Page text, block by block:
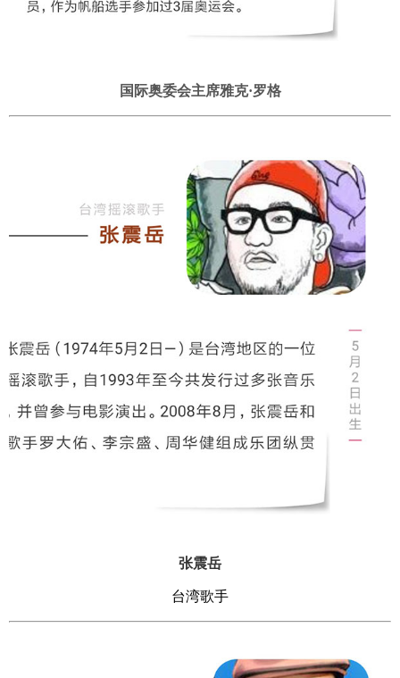
国际奥委会主席雅克·罗格
张震岳
台湾歌手